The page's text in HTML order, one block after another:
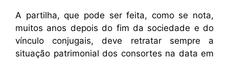
A partilha, que pode ser feita, como se nota,
muitos anos depois do fim da sociedade e do
vínculo conjugais, deve retratar sempre a
situação patrimonial dos consortes na data em